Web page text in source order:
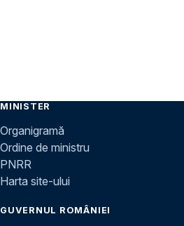
MINISTER
Organigramă
Ordine de ministru
PNRR
Harta site-ului
GUVERNUL ROMÂNIEI